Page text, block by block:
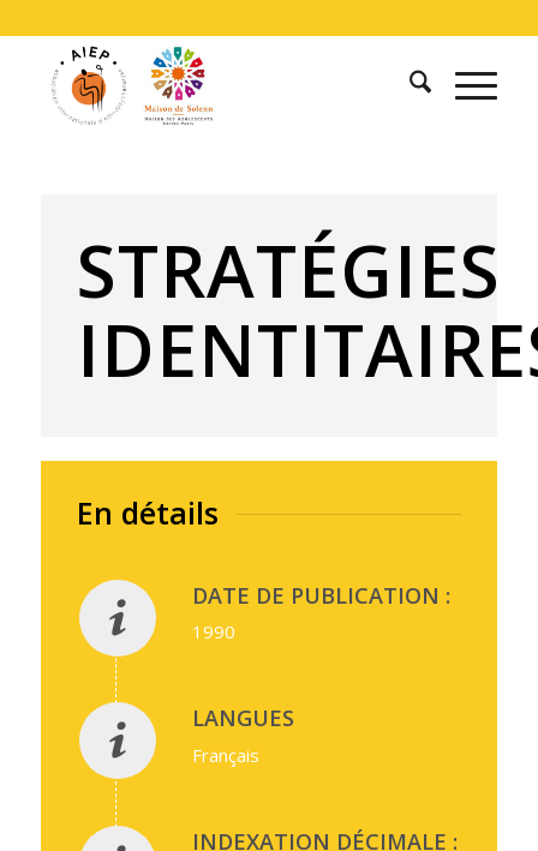
STRATÉGIES
En détails
DATE DE PUBLICATION :
1990
LANGUES
Français
INDEXATION DÉCIMALE :